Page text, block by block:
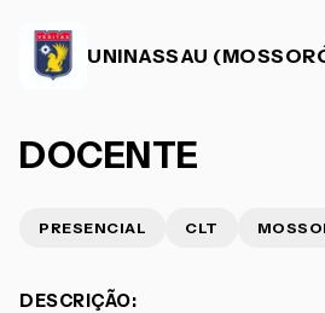
UNINASSAU
DOCENTE
PRESENCIAL CLT
DESCRIÇÃO: